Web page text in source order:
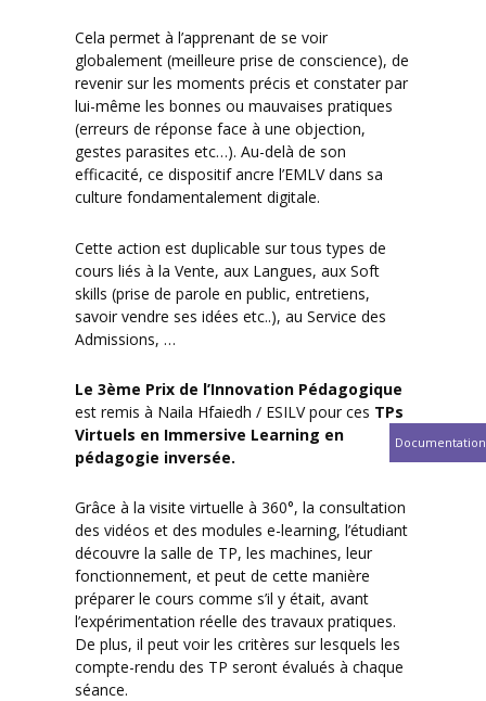
Cela permet à l’apprenant de se voir
globalement (meilleure prise de conscience), de
revenir sur les moments précis et constater par
lui-même les bonnes ou mauvaises pratiques
(erreurs de réponse face à une objection,
gestes parasites etc…). Au-delà de son
efficacité, ce dispositif ancre l’EMLV dans sa
culture fondamentalement digitale.
Cette action est duplicable sur tous types de
cours liés à la Vente, aux Langues, aux Soft
skills (prise de parole en public, entretiens,
savoir vendre ses idées etc..), au Service des
Admissions, …
Le 3ème Prix de l’Innovation Pédagogique
est remis à Naila Hfaiedh / ESILV pour ces TPs
Virtuels en Immersive Learning en
pédagogie inversée.
Grâce à la visite virtuelle à 360°, la consultation
des vidéos et des modules e-learning, l’étudiant
découvre la salle de TP, les machines, leur
fonctionnement, et peut de cette manière
préparer le cours comme s’il y était, avant
l’expérimentation réelle des travaux pratiques.
De plus, il peut voir les critères sur lesquels les
compte-rendu des TP seront évalués à chaque
séance.
Documentation